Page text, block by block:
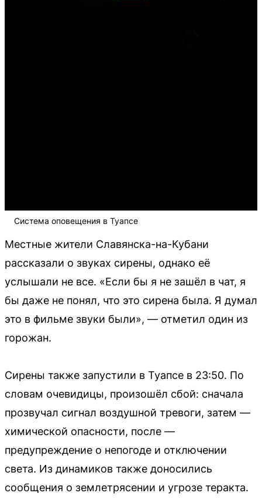
Система оповещения в Туапсе
Местные жители Славянска-на-Кубани
рассказали о звуках сирены, однако её
услышали не все. «Если бы я не зашёл в чат, я
бы даже не понял, что это сирена была. Я думал
это в фильме звуки были», — отметил один из
горожан.
Сирены также запустили в Туапсе в 23:50. По
словам очевидицы, произошёл сбой: сначала
прозвучал сигнал воздушной тревоги, затем —
химической опасности, после —
предупреждение о непогоде и отключении
света. Из динамиков также доносились
сообщения о землетрясении и угрозе теракта.